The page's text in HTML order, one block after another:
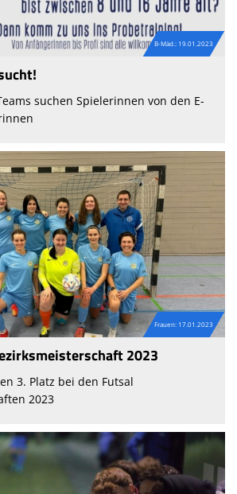
B-Mäd.: 19.01.2023
suchen Spielerinnen von den E-
Frauen: 17.01.2023
2023
3. Platz bei den Futsal
2023